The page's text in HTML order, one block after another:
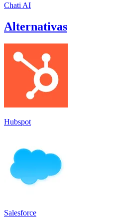
Chati AI
Alternativas
Hubspot
Salesforce